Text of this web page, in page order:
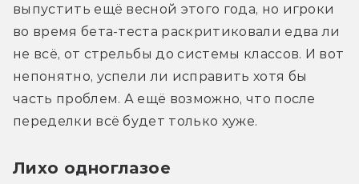
выпустить ещё весной этого года, но игроки
во время бета-теста раскритиковали едва ли
не всё, от стрельбы до системы классов. И вот
непонятно, успели ли исправить хотя бы
часть проблем. А ещё возможно, что после
переделки всё будет только хуже.
Лихо одноглазое